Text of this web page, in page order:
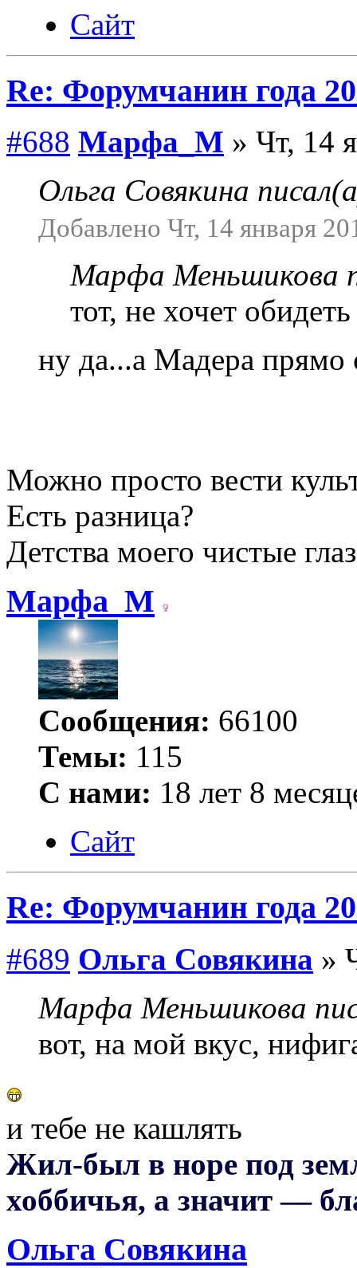
Сайт
Re: Форумчанин
#688 Марфа_М » Чт, 14
Ольга Совякина
Добавлено Чт, 14 января
Марфа Меньшикова
тот, не хочет обидеть
ну да...а Мадера прямо
Можно просто вести
Есть разница?
Детства моего чистые
Марфа_М
Сообщения: 66100
Темы: 115
С нами: 18 лет 8
Сайт
Re: Форумчанин
#689 Ольга Совякина »
Марфа Меньшикова
вот, на мой вкус,
и тебе не кашлять
Жил-был в норе под
хоббичья, а значит —
Ольга Совякина